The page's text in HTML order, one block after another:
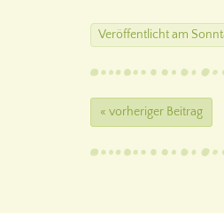
Veröffentlichtam
« vorheriger Beitrag